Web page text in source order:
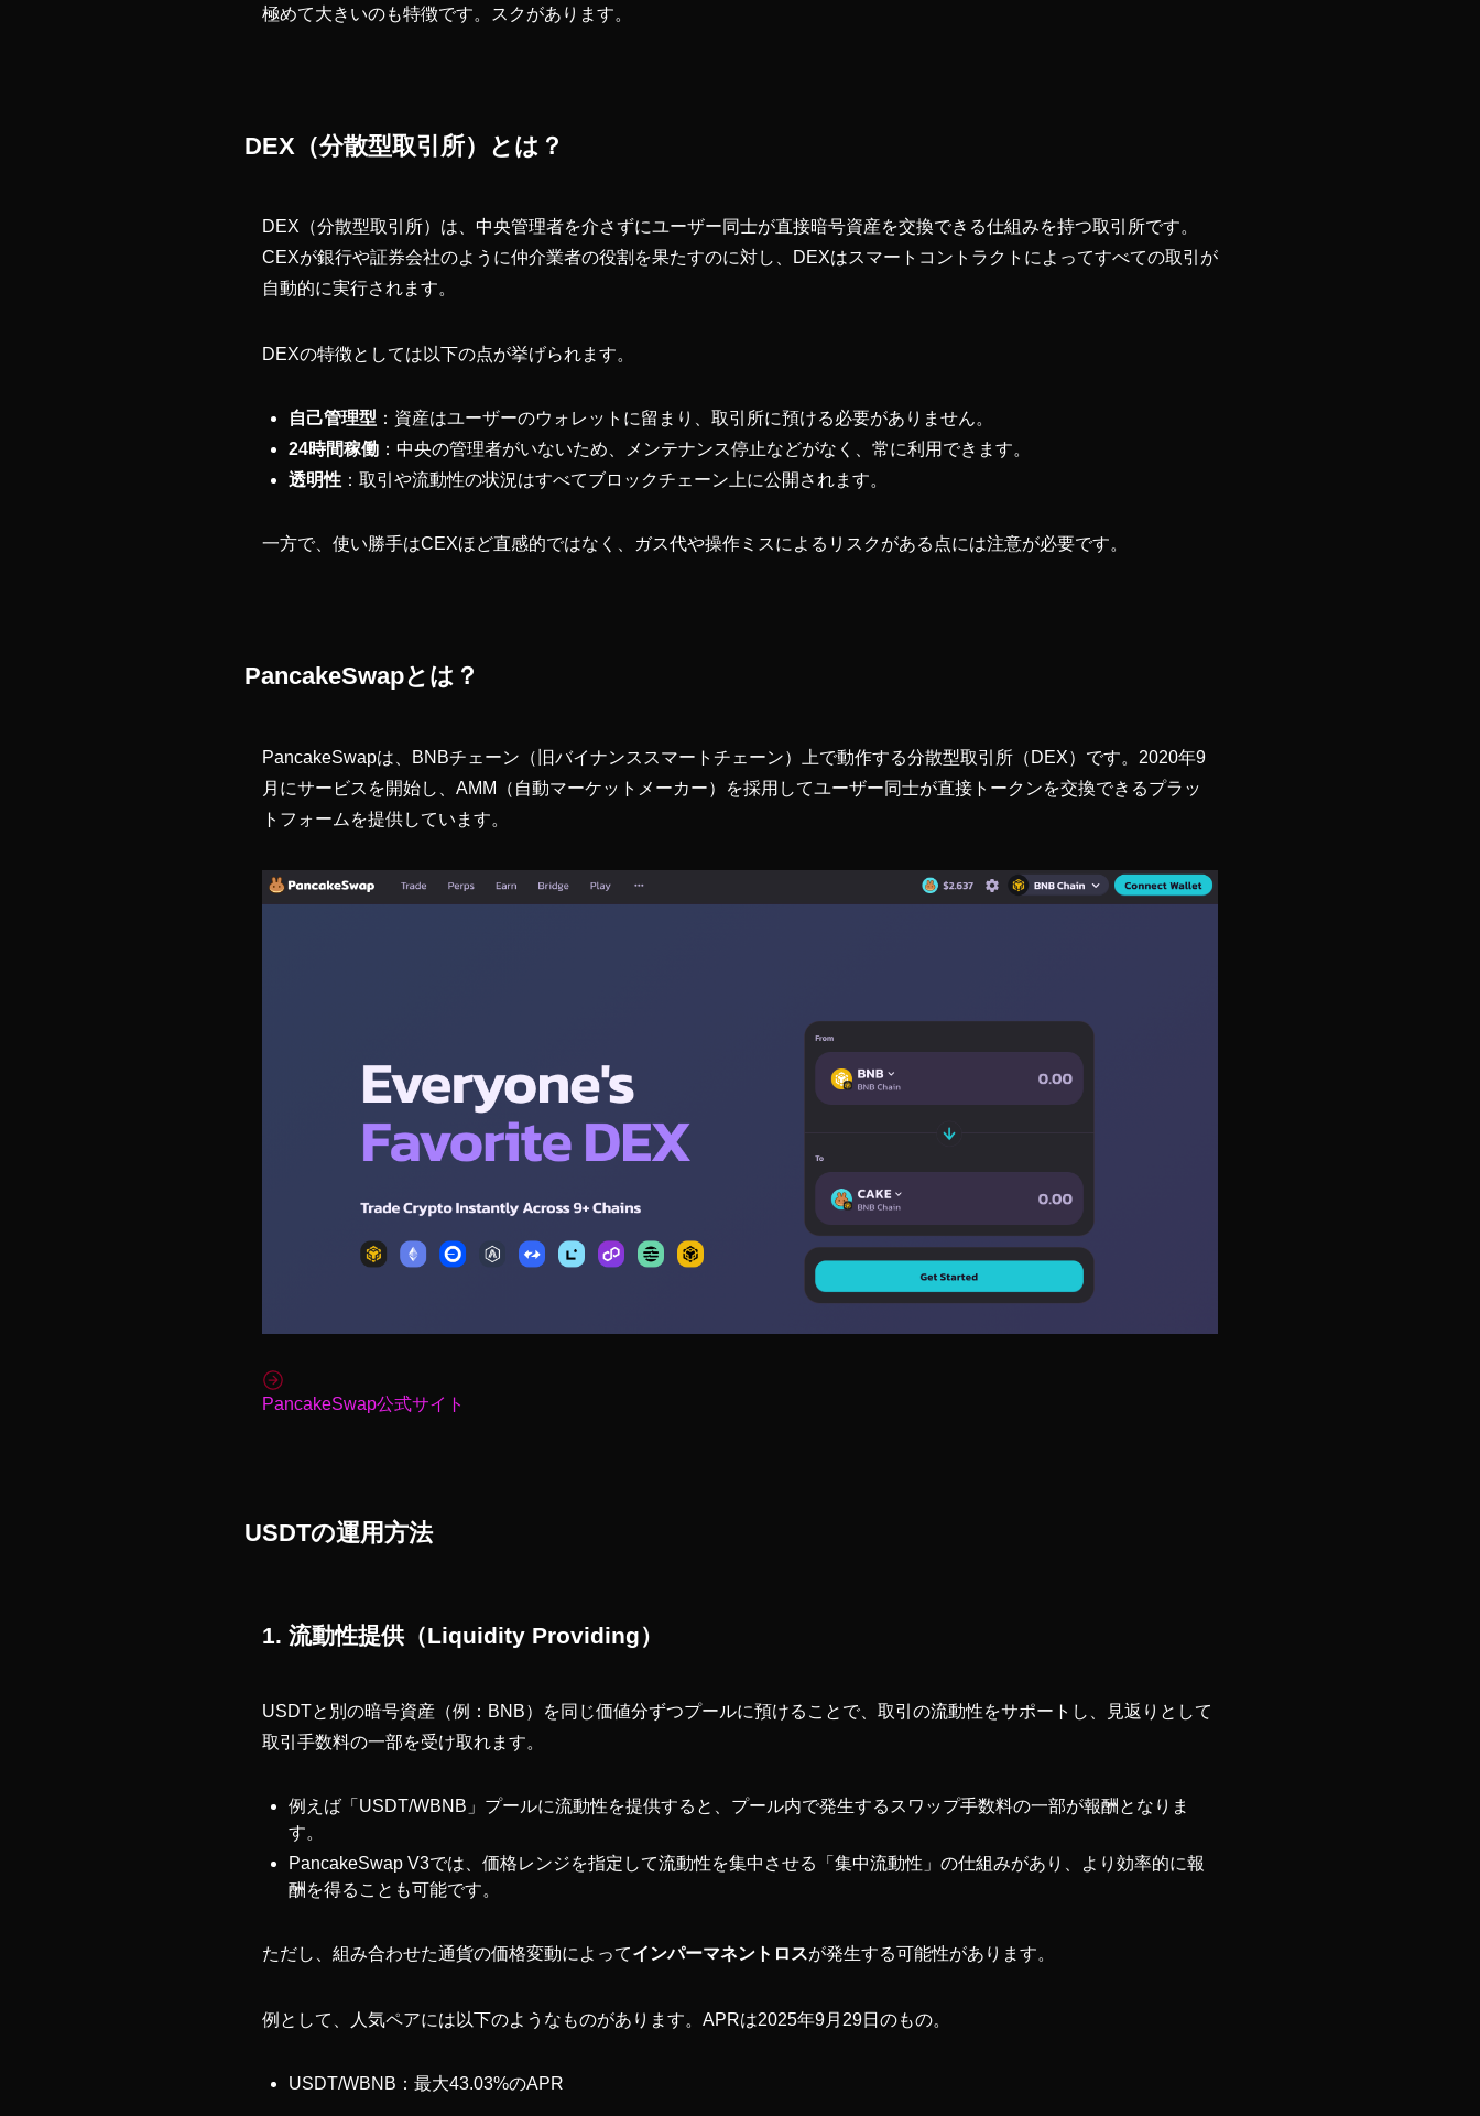
極めて大きいのも特徴です。スクがあります。
DEX（分散型取引所）とは？
DEX（分散型取引所）は、中央管理者を介さずにユーザー同士が直接暗号資産を交換できる仕組みを持つ取引所です。
CEXが銀行や証券会社のように仲介業者の役割を果たすのに対し、DEXはスマートコントラクトによってすべての取引が
自動的に実行されます。
DEXの特徴としては以下の点が挙げられます。
自己管理型 ：資産はユーザーのウォレットに留まり、取引所に預ける必要がありません。
24時間稼働 ：中央の管理者がいないため、メンテナンス停止などがなく、常に利用できます。
透明性 ：取引や流動性の状況はすべてブロックチェーン上に公開されます。
一方で、使い勝手はCEXほど直感的ではなく、ガス代や操作ミスによるリスクがある点には注意が必要です。
PancakeSwapとは？
PancakeSwapは、BNBチェーン（旧バイナンススマートチェーン）上で動作する分散型取引所（DEX）です。2020年9
月にサービスを開始し、AMM（自動マーケットメーカー）を採用してユーザー同士が直接トークンを交換できるプラッ
トフォームを提供しています。
PancakeSwap公式サイト
USDTの運用方法
1. 流動性提供（Liquidity Providing）
USDTと別の暗号資産（例：BNB）を同じ価値分ずつプールに預けることで、取引の流動性をサポートし、見返りとして
取引手数料の一部を受け取れます。
例えば「USDT/WBNB」プールに流動性を提供すると、プール内で発生するスワップ手数料の一部が報酬となりま
す。
PancakeSwap V3では、価格レンジを指定して流動性を集中させる「集中流動性」の仕組みがあり、より効率的に報
酬を得ることも可能です。
ただし、組み合わせた通貨の価格変動によってインパーマネントロスが発生する可能性があります。
例として、人気ペアには以下のようなものがあります。APRは2025年9月29日のもの。
USDT/WBNB：最大43.03%のAPR